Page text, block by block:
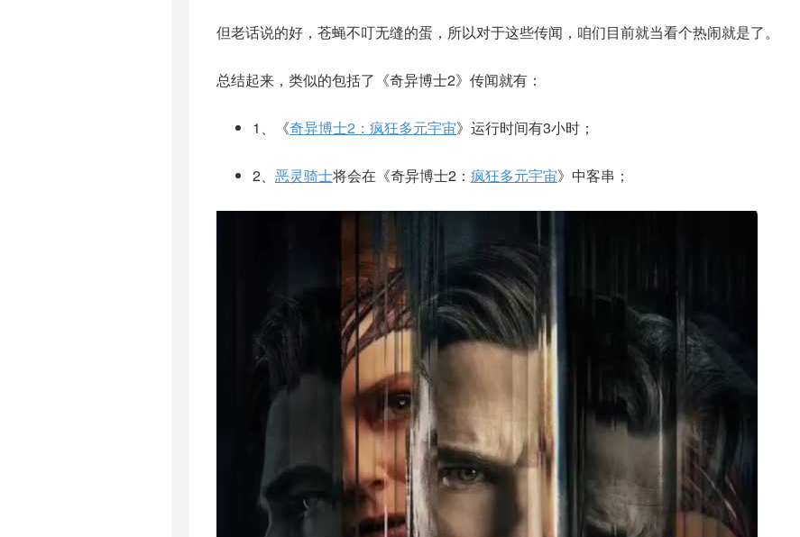
但老话说的好，苍蝇不叮无缝的蛋，所以对于这些传闻，咱们目前就当看个热闹就是了。
总结起来，类似的包括了《奇异博士2》传闻就有：
1、《奇异博士2：疯狂多元宇宙》运行时间有3小时；
2、 恶灵骑士将会在《奇异博士2： 疯狂多元宇宙》中客串；